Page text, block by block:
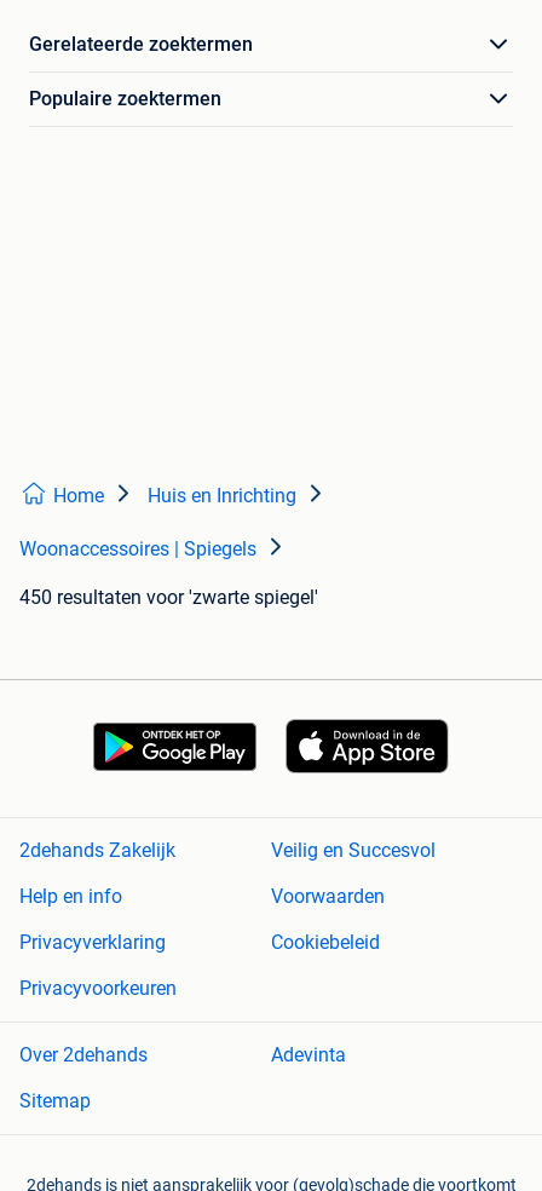
Gerelateerde zoektermen
Populaire zoektermen
Home Huis en Inrichting
Woonaccessoires | Spiegels
450 resultaten voor 'zwarte spiegel'
2dehands Zakelijk
Veilig en Succesvol
Help en info
Voorwaarden
Privacyverklaring
Cookiebeleid
Privacyvoorkeuren
Over 2dehands
Adevinta
Sitemap
2dehands is niet aansprakelijk voor (gevolg)schade die voortkomt